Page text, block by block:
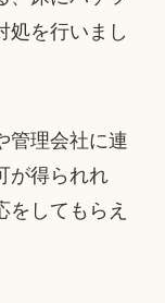
処を行いまし
管理会社に連
が得られれ
をしてもらえ